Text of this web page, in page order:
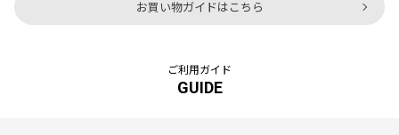
お買い物ガイドはこちら
ご利用ガイド
GUIDE